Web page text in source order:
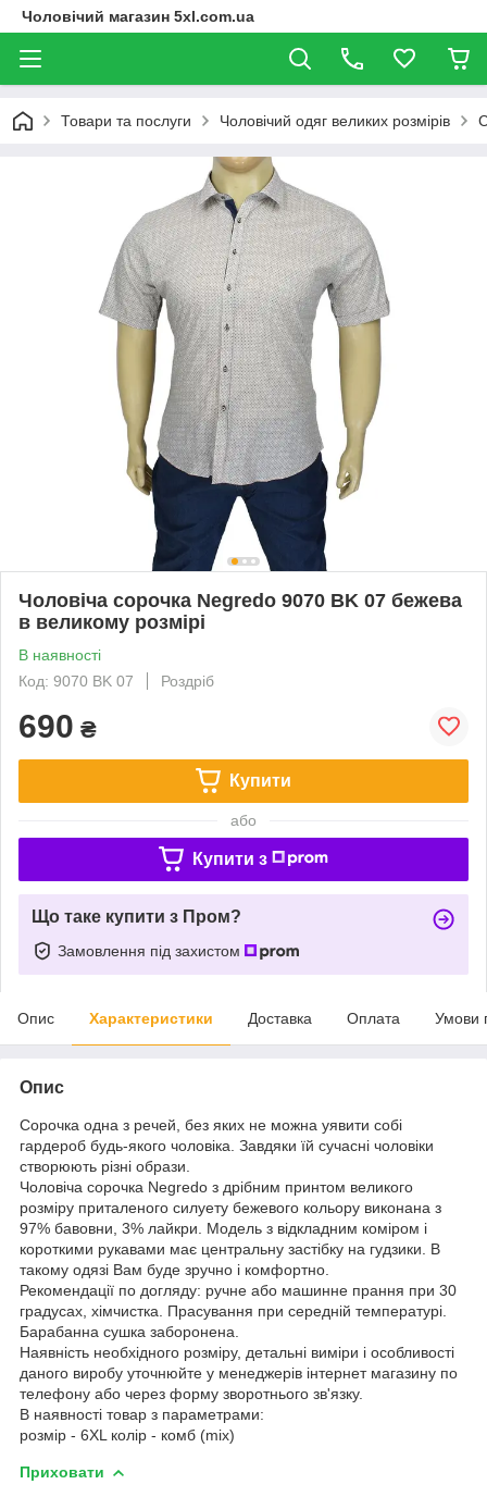
Чоловічий магазин 5xl.com.ua
Товари та послуги Чоловічий одяг великих розмірів
Чоловіча сорочка Negredo 9070 BK 07 бежева
в великому розмірі
В наявності
Код: 9070 BK 07
Роздріб
690 ₴
Купити
або
Купити з
Що таке купити з Пром?
Замовлення під захистом
Опис Характеристики Доставка Оплата Умови
Опис
Сорочка одна з речей, без яких не можна уявити собі
гардероб будь-якого чоловіка. Завдяки їй сучасні чоловіки
створюють різні образи.
Чоловіча сорочка Negredo з дрібним принтом великого
розміру приталеного силуету бежевого кольору виконана з
97% бавовни, 3% лайкри. Модель з відкладним коміром і
короткими рукавами має центральну застібку на гудзики. В
такому одязі Вам буде зручно і комфортно.
Рекомендації по догляду: ручне або машинне прання при 30
градусах, хімчистка. Прасування при середній температурі.
Барабанна сушка заборонена.
Наявність необхідного розміру, детальні виміри і особливості
даного виробу уточнюйте у менеджерів інтернет магазину по
телефону або через форму зворотнього зв'язку.
В наявності товар з параметрами:
розмір - 6XL колір - комб (mix)
Приховати